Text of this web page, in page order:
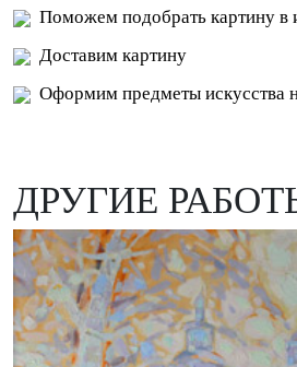
Поможем подобрать картину в
Доставим картину
Оформим предметы искусства
ДРУГИЕ